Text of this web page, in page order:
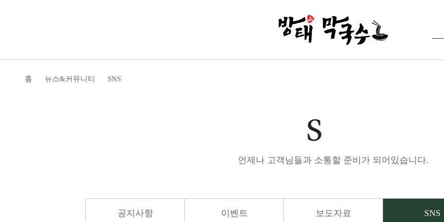
홈 뉴스&커뮤니티 SNS
언제나 고객님들과 소통할 준비가 되어있습니다.
공지사항 이벤트 보도자료 SNS